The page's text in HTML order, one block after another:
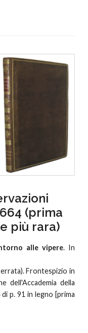
(prima
più rara)
alle vipere. In
Frontespizio in
dell'Accademia della
p. 91 in legno [prima